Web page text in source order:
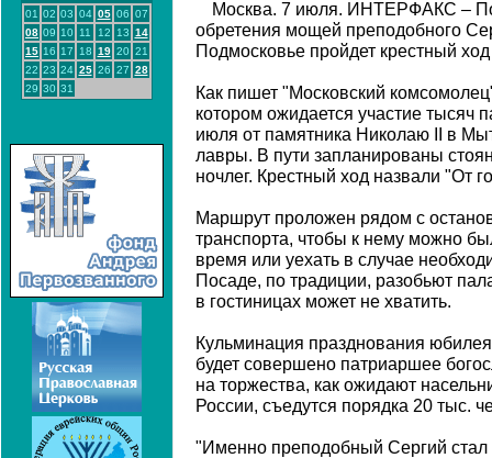
01 02 03 04 05 06 07
08 09 10 11 12 13 14
15 16 17 18 19 20 21
22 23 24 25 26 27 28
29 30 31
Москва. 7 июля. ИНТЕРФАКС –
обретения мощей преподобного
Подмосковье пройдет крестный
Как пишет "Московский
котором ожидается участие тысяч
июля от памятника Николаю II в
лавры. В пути запланированы
ночлег. Крестный ход назвали "От
Маршрут проложен рядом с
транспорта, чтобы к нему можно
время или уехать в случае
Посаде, по традиции, разобьют
в гостиницах может не хватить.
Кульминация празднования
будет совершено патриаршее
на торжества, как ожидают
России, съедутся порядка 20 тыс.
"Именно преподобный Сергий